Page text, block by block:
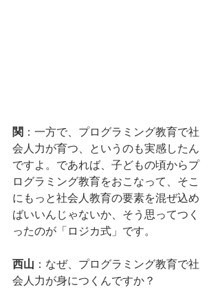
関 ：一方で、プログラミング教育で社
会人力が育つ、というのも実感したん
ですよ。であれば、子どもの頃からプ
ログラミング教育をおこなって、そこ
にもっと社会人教育の要素を混ぜ込め
ばいいんじゃないか、そう思ってつく
ったのが「ロジカ式」です。
西山 ：なぜ、プログラミング教育で社
会人力が身につくんですか？